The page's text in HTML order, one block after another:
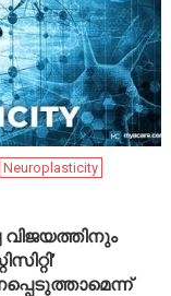
Neuroplasticity
വിജയത്തിനും